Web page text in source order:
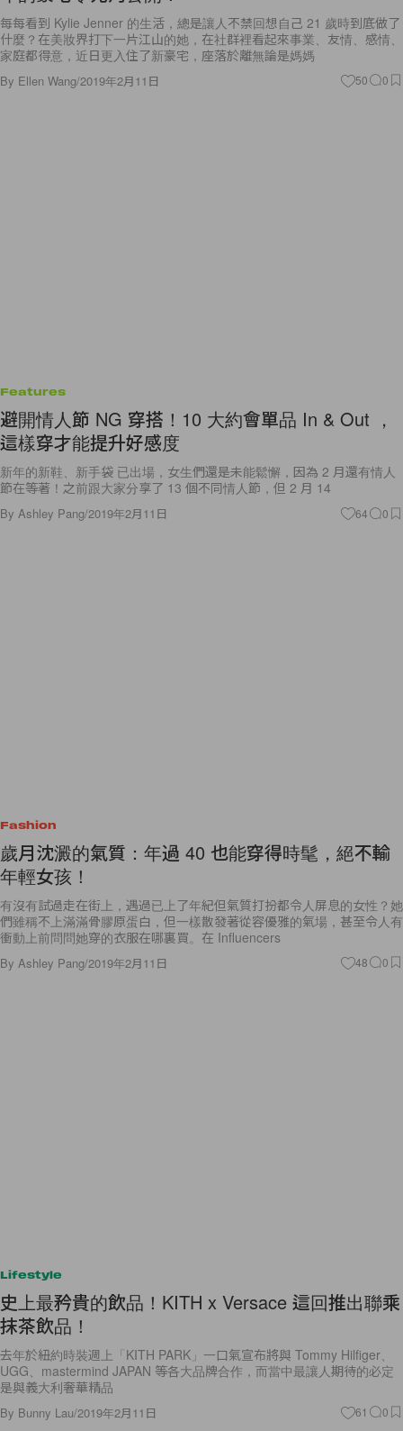
每每看到 Kylie Jenner 的生活，總是讓人不禁回想自己 21 歲時到底做了
什麼？在美妝界打下一片江山的她，在社群裡看起來事業、友情、感情、
家庭都得意，近日更入住了新豪宅，座落於離無論是媽媽
By Ellen Wang/2019年2月11日 50 0
Features
避開情人節 NG 穿搭！10 大約會單品 In & Out ，
這樣穿才能提升好感度
新年的新鞋、新手袋 已出場，女生們還是未能鬆懈，因為 2 月還有情人
節在等著！之前跟大家分享了 13 個不同情人節，但 2 月 14
By Ashley Pang/2019年2月11日 64 0
Fashion
歲月沈澱的氣質：年過 40 也能穿得時髦，絕不輸
年輕女孩！
有沒有試過走在街上，遇過已上了年紀但氣質打扮都令人屏息的女性？她
們雖稱不上滿滿骨膠原蛋白，但一樣散發著從容優雅的氣場，甚至令人有
衝動上前問問她穿的衣服在哪裏買。在 Influencers
By Ashley Pang/2019年2月11日 48 0
Lifestyle
史上最矜貴的飲品！KITH x Versace 這回推出聯乘
抹茶飲品！
去年於紐約時裝週上「KITH PARK」一口氣宣布將與 Tommy Hilfiger、
UGG、mastermind JAPAN 等各大品牌合作，而當中最讓人期待的必定
是與義大利奢華精品
By Bunny Lau/2019年2月11日 61 0